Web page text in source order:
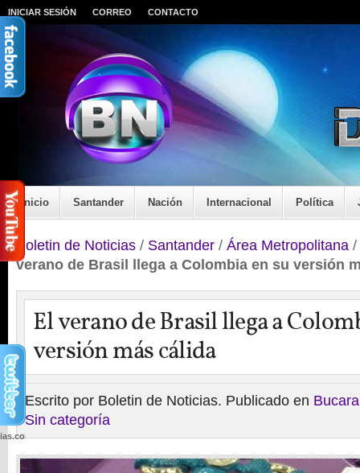
INICIAR SESIÓN CORREO CONTACTO
Inicio Santander Nación Internacional Política
Boletin de Noticias / Santander / Área Metropolitana /
verano de Brasil llega a Colombia en su versión
El verano de Brasil llega a
versión más cálida
Escrito por Boletin de Noticias. Publicado en
Sin categoría
wp-